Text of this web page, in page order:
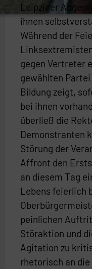
Leipziger
ihnen
Während der
gegen Vertreter
gewählten Partei
Bildung zeigt,
bei ihnen
überließ die
Demonstranten
Störung der
Affront den
an diesem Tag
Lebens feierlich
peinlichen
Störaktion und
Agitation zu
rhetorisch an